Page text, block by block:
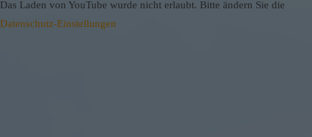
Das Laden von YouTube wurde nicht erlaubt. Bitte ändern Sie die
Datenschutz-Einstellungen